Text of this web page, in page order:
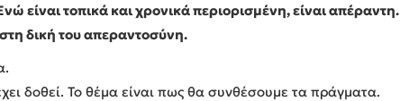
είναι τοπικά και χρονικά περιορισμένη, είναι απέραντη.
δική του απεραντοσύνη.
δοθεί. Το θέμα είναι πως θα συνθέσουμε τα πράγματα.